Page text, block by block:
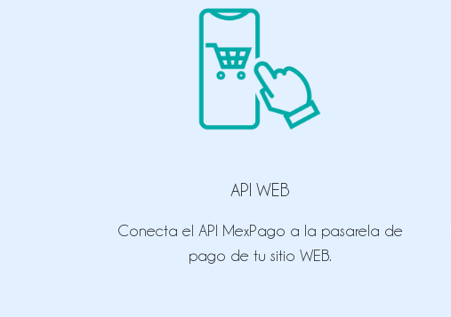
API WEB
Conecta el API MexPago a la pasarela de
pago de tu sitio WEB.